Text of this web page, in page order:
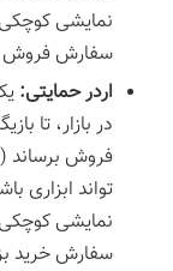
نمایشی
سفارش فروش
اردر حمایتی:
در بازار، تا
فروش برساند
تواند ابزاری
نمایشی
سفارش خرید